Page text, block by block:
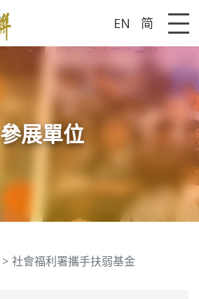
EN 简
參展單位
社會福利署攜手扶弱基金